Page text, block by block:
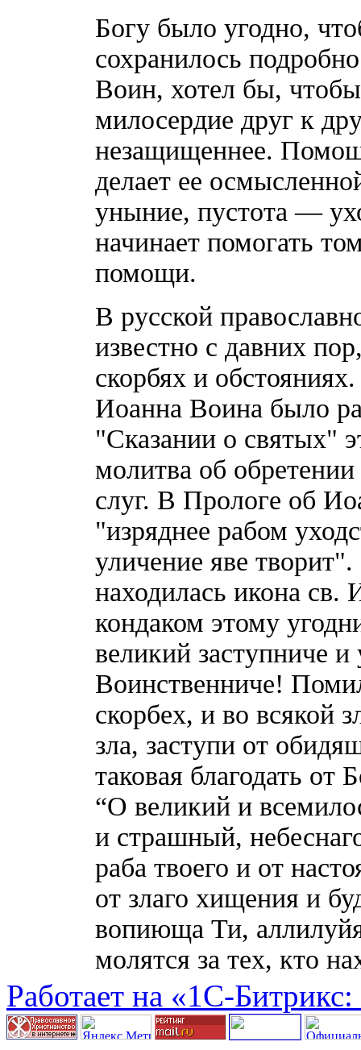
Богу было угодно,
сохранилось
Воин, хотел бы,
милосердие друг к
незащищеннее.
делает ее
уныние, пустота —
начинает помогать
помощи.
В русской
известно с давних
скорбях и
Иоанна Воина было
"Сказании о святых"
молитва об
слуг. В Прологе об
"изряднее рабом
уличение яве
находилась икона
кондаком этому
великий заступниче
Воинственниче!
скорбех, и во всякой
зла, заступи от
таковая благодать от
“О великий и
и страшный,
раба твоего и от
от злаго хищения и
вопиюща Ти,
молятся за тех, кто
Работает на «1С-